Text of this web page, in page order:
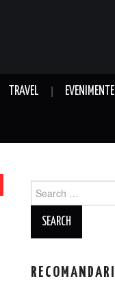
TRAVEL EVENIMENTE
for:
RECOMANDARI